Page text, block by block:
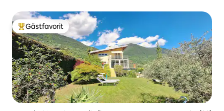
Populär gästfavorit
Gästfavorit